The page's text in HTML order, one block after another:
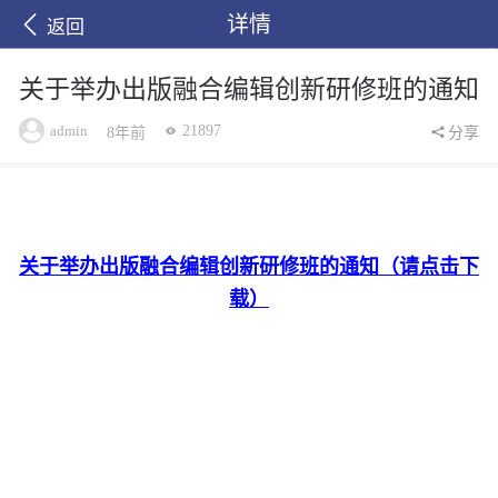
返回 详情
关于举办出版融合编辑创新研修班的通知
admin 8年前 21897 分享
关于举办出版融合编辑创新研修班的通知（请点击下
载）